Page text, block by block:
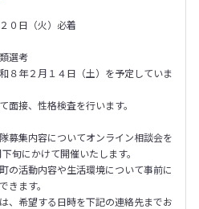
０日（火）必着
選考
８年２月１４日（土）を予定していま
面接、性格検査を行います。
募集内容についてオンライン相談会を
旬にかけて開催いたします。
の活動内容や生活環境について事前に
きます。
、希望する日時を下記の連絡先までお